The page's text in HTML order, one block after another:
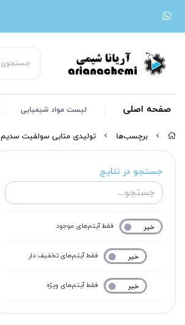
صفحه اصلی لیست مواد شیمیایی
برچسب‌ها تولیدی متابی سولفیت سدیم
جستجو در نتایج
بله خیر فقط آیتم‌های موجود
بله خیر فقط آیتم‌های تخفیف دار
بله خیر فقط آیتم‌های ویژه